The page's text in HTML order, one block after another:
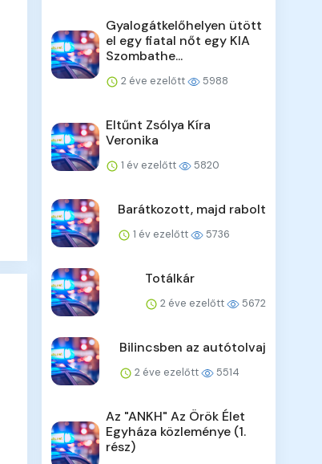
Gyalogátkelőhelyen ütött
el egy fiatal nőt egy KIA
Szombathe...
2 éve ezelőtt 5988
Eltűnt Zsólya Kíra
Veronika
1 év ezelőtt 5820
Barátkozott, majd rabolt
1 év ezelőtt 5736
Totálkár
2 éve ezelőtt 5672
Bilincsben az autótolvaj
2 éve ezelőtt 5514
Az "ANKH" Az Örök Élet
Egyháza közleménye (1.
rész)